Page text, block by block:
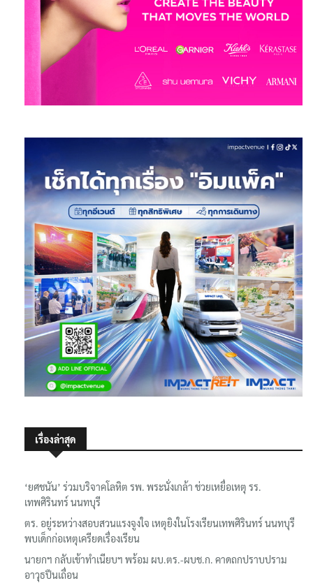
เรื่องล่าสุด
‘ยศชนัน’ ร่วมบริจาคโลหิต รพ. พระนั่งเกล้า ช่วยเหยื่อเหตุ รร.
เทพศิรินทร์ นนทบุรี
ตร. อยู่ระหว่างสอบสวนแรงจูงใจ เหตุยิงในโรงเรียนเทพศิรินทร์ นนทบุรี
พบเด็กก่อเหตุเครียดเรื่องเรียน
นายกฯ กลับเข้าทำเนียบฯ พร้อม ผบ.ตร.-ผบช.ก. คาดถกปราบปราม
อาวุธปืนเถื่อน